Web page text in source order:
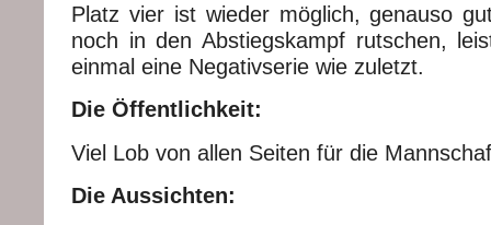
Platz vier ist wieder möglich, genauso
noch in den Abstiegskampf rutschen,
einmal eine Negativserie wie zuletzt.
Die Öffentlichkeit:
Viel Lob von allen Seiten für die
Die Aussichten: